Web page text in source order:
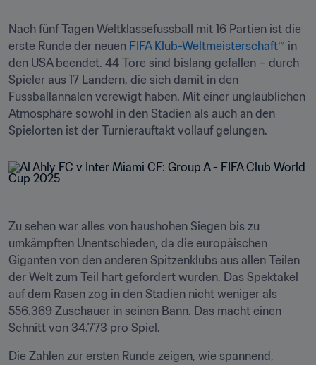
Nach fünf Tagen Weltklassefussball mit 16 Partien ist die
erste Runde der neuen FIFA Klub-Weltmeisterschaft™ in
den USA beendet. 44 Tore sind bislang gefallen – durch
Spieler aus 17 Ländern, die sich damit in den
Fussballannalen verewigt haben. Mit einer unglaublichen
Atmosphäre sowohl in den Stadien als auch an den
Spielorten ist der Turnierauftakt vollauf gelungen.
Zu sehen war alles von haushohen Siegen bis zu
umkämpften Unentschieden, da die europäischen
Giganten von den anderen Spitzenklubs aus allen Teilen
der Welt zum Teil hart gefordert wurden. Das Spektakel
auf dem Rasen zog in den Stadien nicht weniger als
556.369 Zuschauer in seinen Bann. Das macht einen
Schnitt von 34.773 pro Spiel.
Die Zahlen zur ersten Runde zeigen, wie spannend,